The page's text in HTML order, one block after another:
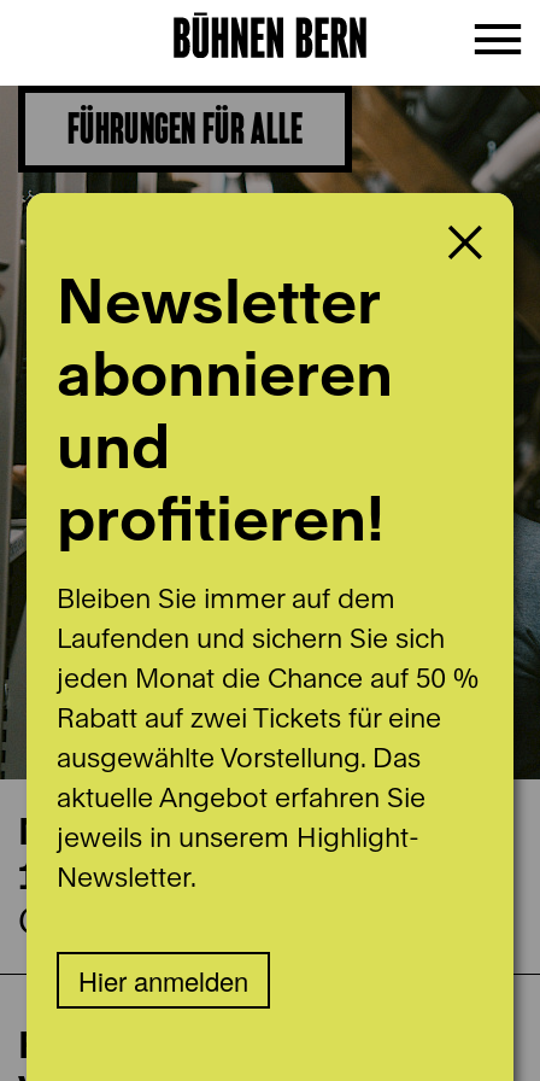
FÜHRUNGEN FÜR ALLE
Nächste Vorstellung
17.10.2026
Ganzes Haus
Führung für alle mit
Newsletter
abonnieren
und
profitieren!
Bleiben Sie immer auf dem
Laufenden und sichern Sie sich
jeden Monat die Chance auf 50 %
Rabatt auf zwei Tickets für eine
ausgewählte Vorstellung. Das
aktuelle Angebot erfahren Sie
jeweils in unserem Highlight-
Newsletter.
Hier anmelden